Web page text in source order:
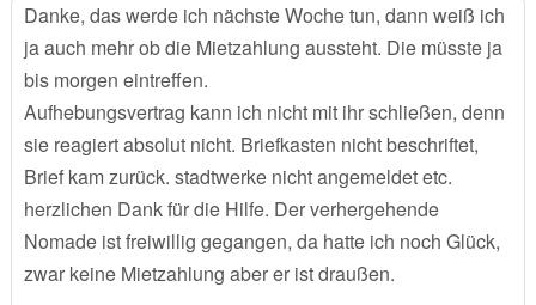
Danke, das werde ich nächste Woche tun, dann weiß ich
ja auch mehr ob die Mietzahlung aussteht. Die müsste ja
bis morgen eintreffen.
Aufhebungsvertrag kann ich nicht mit ihr schließen, denn
sie reagiert absolut nicht. Briefkasten nicht beschriftet,
Brief kam zurück. stadtwerke nicht angemeldet etc.
herzlichen Dank für die Hilfe. Der verhergehende
Nomade ist freiwillig gegangen, da hatte ich noch Glück,
zwar keine Mietzahlung aber er ist draußen.